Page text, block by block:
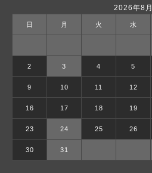
2026年8月
日 月 火 水
2 3 4 5
9 10 11 12
16 17 18 19
23 24 25 26
30 31